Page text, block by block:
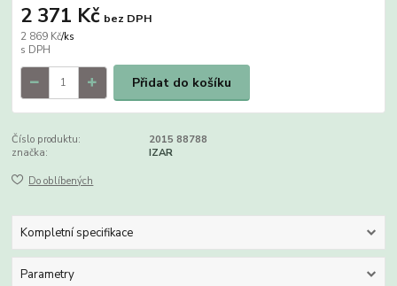
2 869 Kč/ks
2 371 Kč bez DPH
Přidat do košíku
Číslo produktu:
2015 88788
značka:
IZAR
Do oblíbených
Kompletní specifikace
Parametry